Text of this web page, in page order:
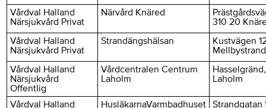
Vårdval Halland
Närsjukvård Privat
Närvård Knäred
310 20
Vårdval Halland
Närsjukvård Privat
Strandängshälsan
Kustvägen
Mellbystrand
Vårdval Halland
Närsjukvård
Offentlig
Vårdcentralen Centrum
Laholm
Laholm
Vårdval Halland
HusläkarnaVarmbadhuset Strandgatan